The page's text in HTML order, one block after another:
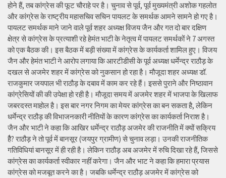
होने हैं, तब कांग्रेस की फूट चौराहे पर है। चुनाव से पूर्व, पूर्व मुख्यमंत्री अशोक गहलोत
और कांग्रेस के राष्ट्रीय महासचिव सचिन पायलट के समर्थक आमने सामने हो गए है।
पायलट समर्थक माने जाने वाले पूर्व शहर अध्यक्ष विजय जैन और गत दो बार दक्षिण
क्षेत्र से कांग्रेस के प्रत्याशी रहे हेमंत भाटी के नेतृत्व में पायलट समर्थकों ने 7 अगस्त
को एक बैठक की। इस बैठक में बड़ी संख्या में कांग्रेस के कार्यकर्ता शामिल हुए। विजय
जैन और हेमंत भाटी ने आरोप लगाया कि आरटीडीसी के पूर्व अध्यक्ष धर्मेन्द्र राठौड़ के
दखल से अजमेर शहर में कांग्रेस को नुकसान हो रहा है। मौजूदा शहर अध्यक्ष डॉ.
राजकुमार जयपाल भी राठौड़ के दबाव में काम कर रहे हैं। इससे पुराने और निष्ठावान
कांग्रेसियों की की उपेक्षा हो रही है। मौजूदा समय में अजमेर शहर में भाजपा के खिलाफ
जबरदस्त माहोल है। इस बार नगर निगम का मेयर कांग्रेस का बन सकता है, लेकिन
धर्मेन्द्र राठौड़ की विभाजनकारी नीतियों के कारण कांग्रेस का कार्यकर्ता निराश है।
जैन और भाटी ने कहा कि आखिर धर्मेन्द्र राठौड़ अजमेर की राजनीति में क्यों सक्रिय
हैै? राठौड़ ने तो पूर्व में बानसूर (जयपुर ग्रामीण) से चुनाव लड़ा। उनकी राजनीतिक
गतिविधियां बानसूर में ही रही है। लेकिन राठौड़ अब अजमेर में रुचि दिखा रहे हैं, जिससे
कांग्रेस का कार्यकर्ता स्वीकार नहीं करेगा। जैन और भाट ने कहा कि हमारा प्रयास
कांग्रेस को मजबूत करने का है। जबकि धर्मेन्द्र राठौड़ अजमेर में कांग्रेस को